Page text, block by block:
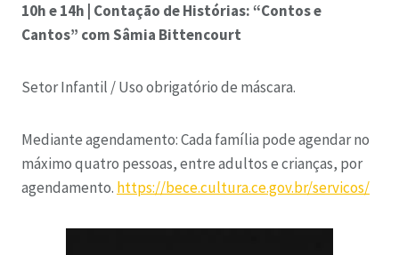
10h e 14h | Contação de Histórias: “Contos e
Cantos” com Sâmia Bittencourt
Setor Infantil / Uso obrigatório de máscara.
Mediante agendamento: Cada família pode agendar no
máximo quatro pessoas, entre adultos e crianças, por
agendamento. https://bece.cultura.ce.gov.br/servicos/